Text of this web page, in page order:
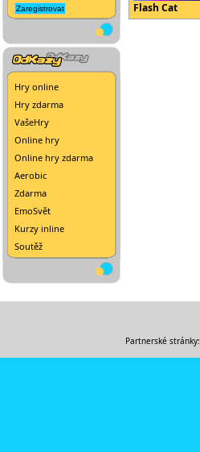
Hry online
Hry zdarma
VašeHry
Online hry
Online hry zdarma
Aerobic
Zdarma
EmoSvět
Kurzy inline
Soutěž
Flash Cat
Partnerské stránky: